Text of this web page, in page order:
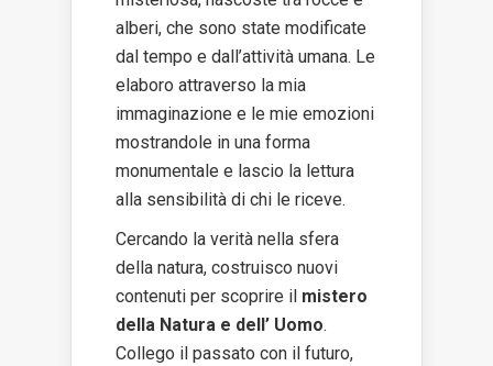
alberi, che sono state modificate
dal tempo e dall’attività umana. Le
elaboro attraverso la mia
immaginazione e le mie emozioni
mostrandole in una forma
monumentale e lascio la lettura
alla sensibilità di chi le riceve.
Cercando la verità nella sfera
della natura, costruisco nuovi
contenuti per scoprire il mistero
della Natura e dell’ Uomo.
Collego il passato con il futuro,